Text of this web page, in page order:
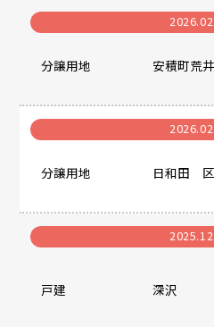
分譲用地 安積町荒
分譲用地 日和田
戸建 深沢